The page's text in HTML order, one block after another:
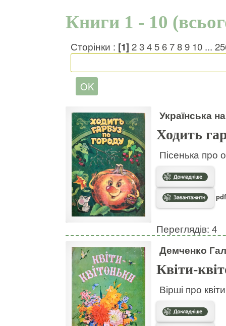
Книги 1 - 10
Сторінки : [1] 23456789 10 ...
Українська
Ходить
Пісенька про
Переглядів: 4
Демченко
Квіти-
Вірші про